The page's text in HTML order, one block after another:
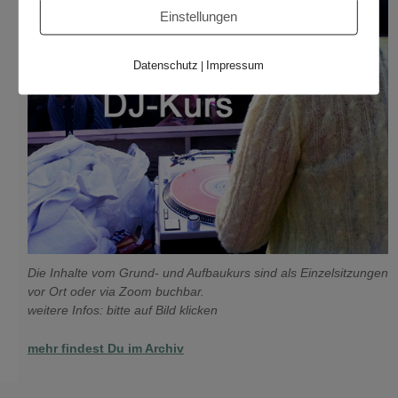
Die Inhalte vom Grund- und Aufbaukurs sind als Einzelsitzungen
vor Ort oder via Zoom buchbar.
weitere Infos: bitte auf Bild klicken
mehr findest Du im Archiv
Einstellungen
Datenschutz | Impressum